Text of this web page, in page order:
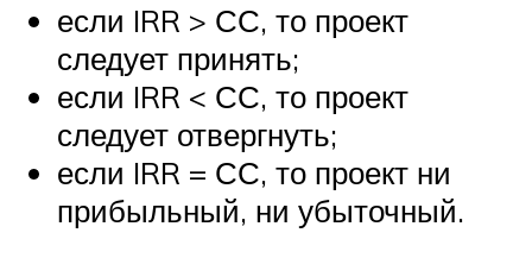
если IRR > СС, то проект
следует принять;
если IRR < СС, то проект
следует отвергнуть;
если IRR = СС, то проект ни
прибыльный, ни убыточный.